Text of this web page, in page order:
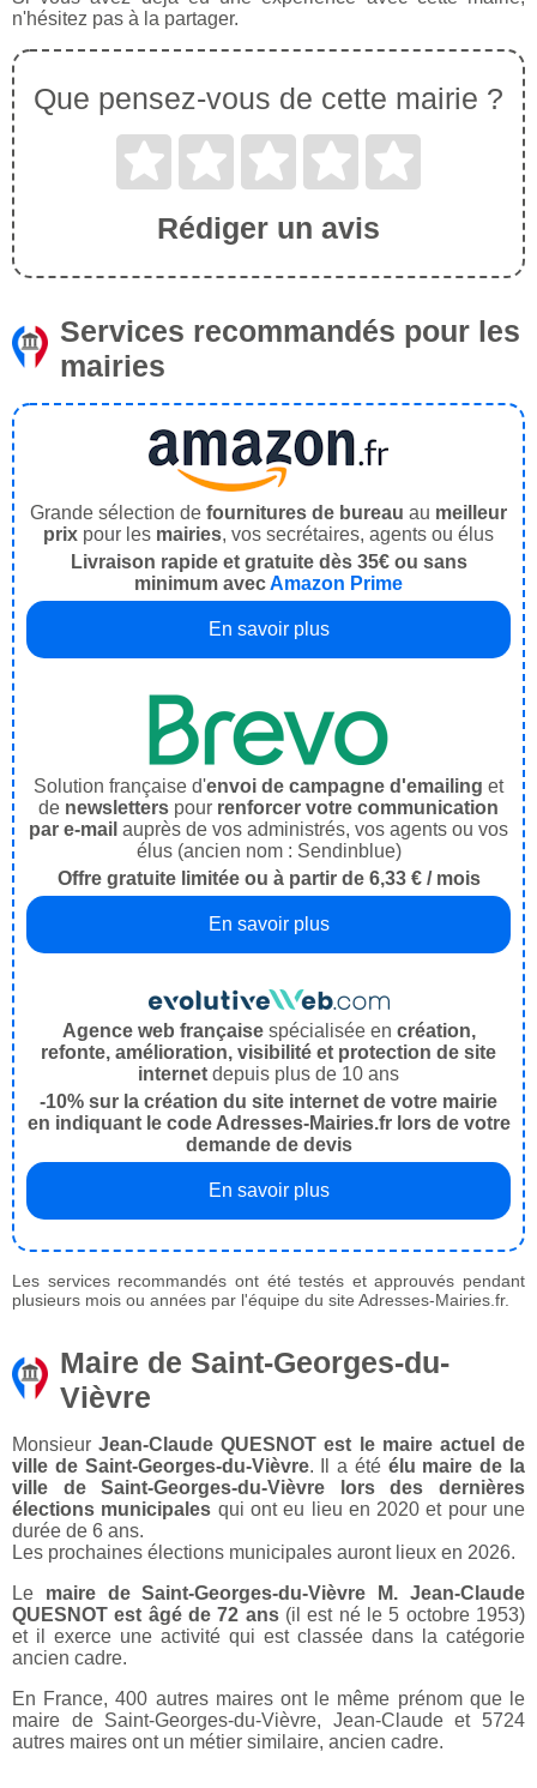
n'hésitez pas à la partager.
Que pensez-vous de cette mairie ?
Rédiger un avis
Services recommandés pour les
mairies
Grande sélection de fournitures de bureau au meilleur
prix pour les mairies, vos secrétaires, agents ou élus
Livraison rapide et gratuite dès 35€ ou sans
minimum avecAmazon Prime
En savoir plus
Solution française d'envoi de campagne d'emailing et
de newsletters pour renforcer votre communication
par e-mail auprès de vos administrés, vos agents ou vos
élus (ancien nom : Sendinblue)
Offre gratuite limitée ou à partir de 6,33 € / mois
En savoir plus
Agence web françaisespécialisée en création,
refonte, amélioration, visibilité et protection de site
internet depuis plus de 10 ans
-10% sur la création du site internet de votre mairie
en indiquant le code Adresses-Mairies.fr lors de votre
demande de devis
En savoir plus
Les services recommandés ont été testés et approuvés pendant
plusieurs mois ou années par l'équipe du site Adresses-Mairies.fr.
Maire de Saint-Georges-du-
Vièvre
MonsieurJean-Claude QUESNOT est le maire actuel de
ville de Saint-Georges-du-Vièvre. Il a été élu maire de la
ville de Saint-Georges-du-Vièvre lors des dernières
élections municipales qui ont eu lieu en 2020 et pour une
durée de 6 ans.
Les prochaines élections municipales auront lieux en 2026.
Le maire de Saint-Georges-du-Vièvre M. Jean-Claude
QUESNOT est âgé de 72 ans(il est né le 5 octobre 1953)
et il exerce une activité qui est classée dans la catégorie
ancien cadre.
En France, 400 autres maires ont le même prénom que le
maire de Saint-Georges-du-Vièvre, Jean-Claude et 5724
autres maires ont un métier similaire, ancien cadre.